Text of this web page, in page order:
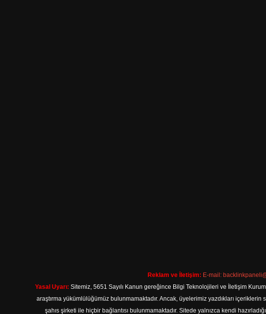
Reklam ve İletişim: E-mail:
Yasal Uyarı: Sitemiz, 5651 Sayılı Kanun gereğince Bilgi Teknolojileri ve İletişim
araştırma yükümlülüğümüz bulunmamaktadır. Ancak, üyelerimiz yazdıkları
şahıs şirketi ile hiçbir bağlantısı bulunmamaktadır. Sitede yalnızca kendi